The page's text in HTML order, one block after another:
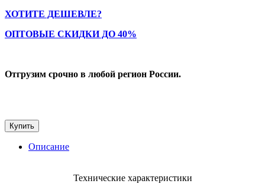
ХОТИТЕ ДЕШЕВЛЕ?
ОПТОВЫЕ СКИДКИ ДО 40%
Отгрузим срочно в любой регион России.
Купить
Описание
Технические характеристики